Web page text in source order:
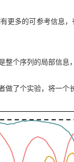
更多的可参考信息
个序列的局部信
了个实验，将一个